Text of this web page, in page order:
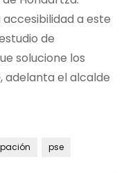
a este
de
solucione los
adelanta el alcalde
pse